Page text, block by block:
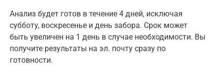
Анализ будет готов в течение 4 дней, исключая
субботу, воскресенье и день забора. Срок может
быть увеличен на 1 день в случае необходимости. Вы
получите результаты на эл. почту сразу по
готовности.